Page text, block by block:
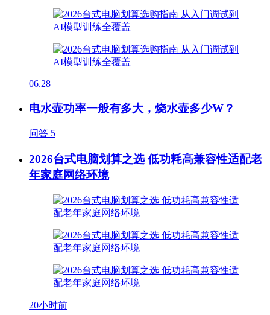
06.28
电水壶功率一般有多大，烧水壶多少W？
问答 5
2026台式电脑划算之选 低功耗高兼容性适配老
年家庭网络环境
20小时前